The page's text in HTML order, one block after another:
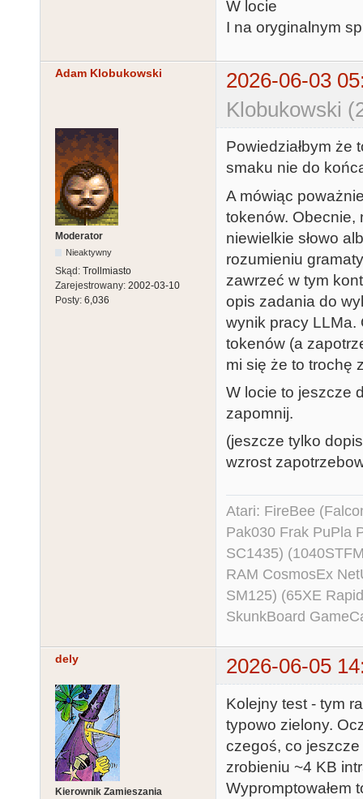
W locie
I na oryginalnym
Adam Klobukowski
2026-06-03
Klobukowski
Moderator
Nieaktywny
Skąd: Trollmiasto
Zarejestrowany: 2002-03-10
Posty: 6,036
Powiedziałbym że
smaku nie do
A mówiąc
tokenów. Obecnie,
niewielkie słowo
rozumieniu
zawrzeć w tym
opis zadania do
wynik pracy LLMa.
tokenów (a
mi się że to trochę
W locie to jeszcze
zapomnij.
(jeszcze tylko
wzrost
Atari: FireBee
Pak030 Frak PuPla
SC1435)
RAM CosmosEx
SM125) (65XE
SkunkBoard
dely 2026-06-05
Kierownik Zamieszania
Kolejny test - tym
typowo zielony.
czegoś, co jeszcze
zrobieniu ~4 KB
Wypromptowałem